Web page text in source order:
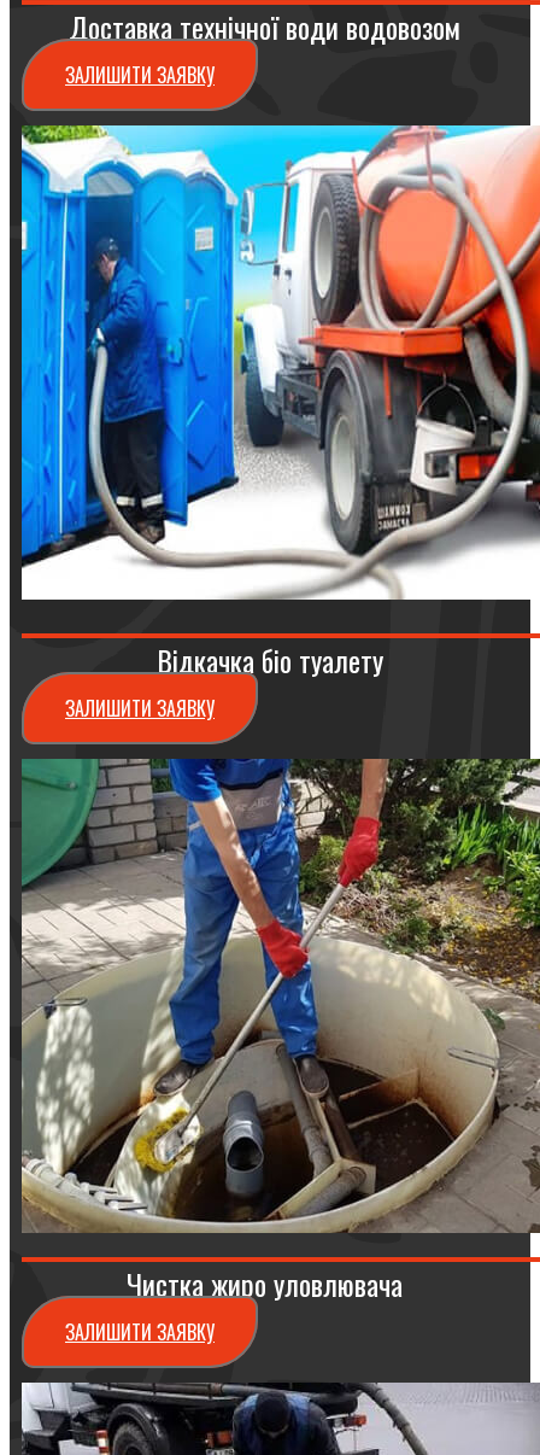
Доставка технічної води водовозом
ЗАЛИШИТИ ЗАЯВКУ
Відкачка біо туалету
ЗАЛИШИТИ ЗАЯВКУ
Чистка жиро уловлювача
ЗАЛИШИТИ ЗАЯВКУ